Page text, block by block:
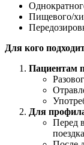
Пищевого/
Для кого
Пациентам
Для
Перед